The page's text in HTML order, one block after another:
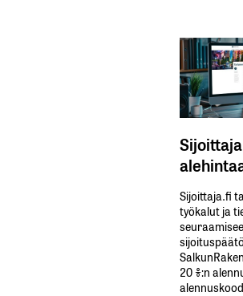
Sijoittaja.fi
työkalut ja
20 %:n